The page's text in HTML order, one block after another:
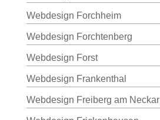
Webdesign Forchheim
Webdesign Forchtenberg
Webdesign Forst
Webdesign Frankenthal
Webdesign Freiberg am Neckar